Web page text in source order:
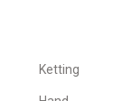
Ketting